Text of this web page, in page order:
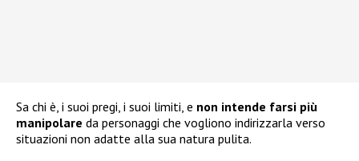
Sa chi è, i suoi pregi, i suoi limiti, e non intende farsi più
manipolare da personaggi che vogliono indirizzarla verso
situazioni non adatte alla sua natura pulita.